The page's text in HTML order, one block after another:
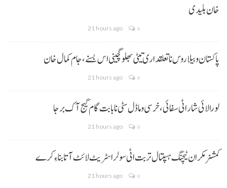
خان بلیدی
21 hours ago 0
پاکستان و بیلاروس نا تعلقداری تیٹی بھلو گچینی اس بسنے، جام کمال خان
21 hours ago 0
لورالائی شار اٹی سفائی، خرسی و ماڈل سٹی نا بابت گام گیج آک برجا
21 hours ago 0
کمشنر مکران ٹیچنگ ہسپتال تربت اٹی سولر اسٹریٹ لائٹ آتا بناءِ کرے
21 hours ago 0